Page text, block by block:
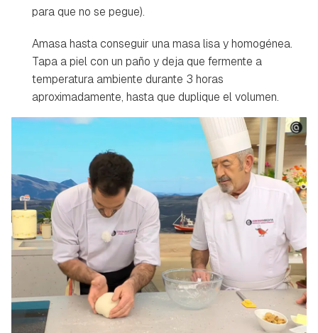
para que no se pegue).
Amasa hasta conseguir una masa lisa y homogénea.
Tapa a piel con un paño y deja que fermente a
temperatura ambiente durante 3 horas
aproximadamente, hasta que duplique el volumen.